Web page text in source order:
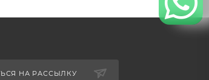
НА РАССЫЛКУ